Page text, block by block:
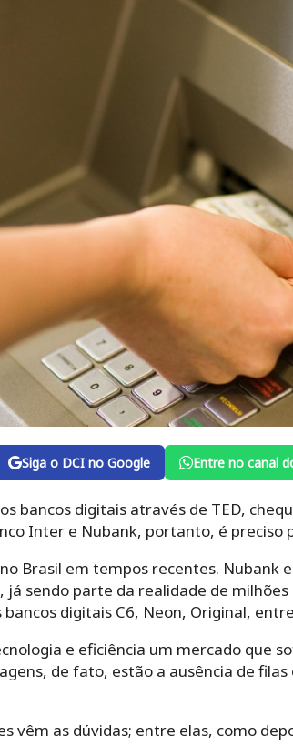
Siga o DCI no Google Entre no canal
bancos digitais através de TED,
Inter e Nubank, portanto, é preciso
Brasil em tempos recentes. Nubank
já sendo parte da realidade de
digitais C6, Neon, Original,
e eficiência um mercado que
de fato, estão a ausência de
vêm as dúvidas; entre elas, como